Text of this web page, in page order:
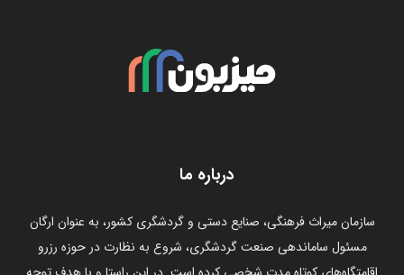
درباره ما
سازمان میراث فرهنگی، صنایع دستی و گردشگری کشور، به عنوان ارگان
مسئول ساماندهی صنعت گردشگری، شروع به نظارت در حوزه رزرو